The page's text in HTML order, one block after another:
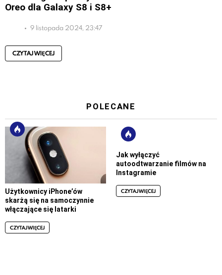
Oreo dla Galaxy S8 i S8+
9 listopada 2024, 23:47
CZYTAJ WIĘCEJ
POLECANE
Użytkownicy iPhone’ów
skarżą się na samoczynnie
włączające się latarki
CZYTAJ WIĘCEJ
Jak wyłączyć
autoodtwarzanie filmów na
Instagramie
CZYTAJ WIĘCEJ